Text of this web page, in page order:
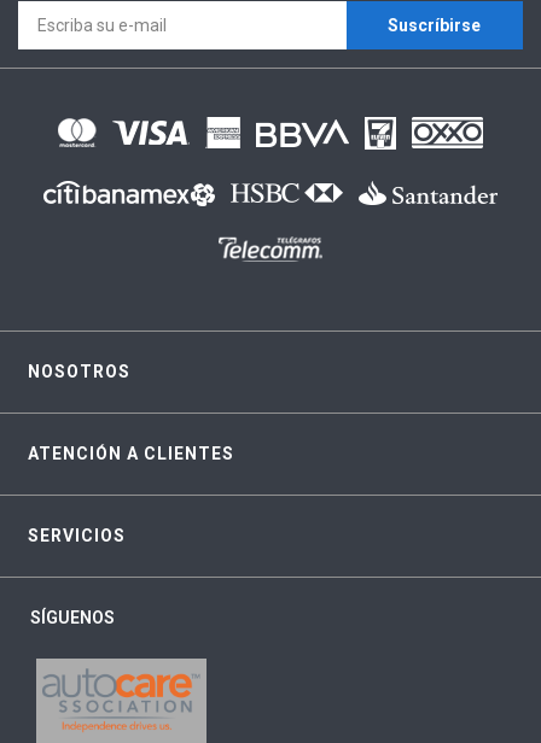
Suscríbirse
NOSOTROS
ATENCIÓN A CLIENTES
SERVICIOS
SÍGUENOS